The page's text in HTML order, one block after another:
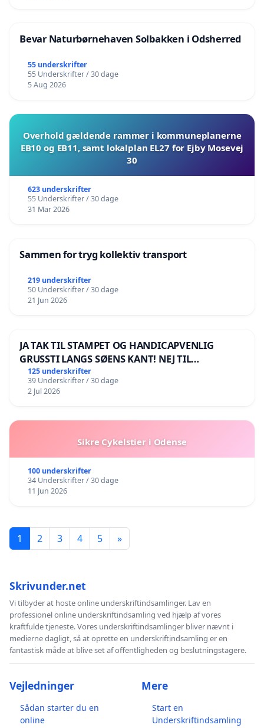
Bevar Naturbørnehaven Solbakken i Odsherred
55 underskrifter
55 Underskrifter / 30 dage
5 Aug 2026
Overhold gældende rammer i kommuneplanerne
EB10 og EB11, samt lokalplan EL27 for Ejby Mosevej
30
623 underskrifter
55 Underskrifter / 30 dage
31 Mar 2026
Sammen for tryg kollektiv transport
219 underskrifter
50 Underskrifter / 30 dage
21 Jun 2026
JA TAK TIL STAMPET OG HANDICAPVENLIG
GRUSSTI LANGS SØENS KANT! NEJ TIL
BOARDWALK VÆK FRA SØEN
125 underskrifter
39 Underskrifter / 30 dage
2 Jul 2026
Sikre Cykelstier i Odense
100 underskrifter
34 Underskrifter / 30 dage
11 Jun 2026
1 2 3 4 5 »
Skrivunder.net
Vi tilbyder at hoste online underskriftindsamlinger. Lav en
professionel online underskriftindsamling ved hjælp af vores
kraftfulde tjeneste. Vores underskriftindsamlinger bliver nævnt i
medierne dagligt, så at oprette en underskriftindsamling er en
fantastisk måde at blive set af offentligheden og beslutningstagere.
Vejledninger
Sådan starter du en
online
Mere
Start en
Underskriftindsamling